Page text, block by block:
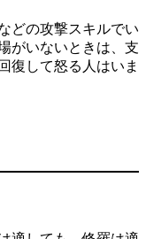
どの攻撃スキルでい
がいないときは、支
復して怒る人はいま